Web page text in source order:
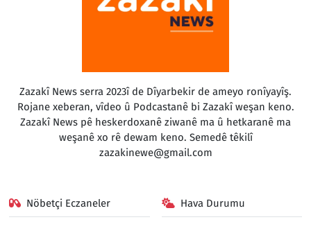
Zazakî News serra 2023î de Dîyarbekir de ameyo ronîyayîş.
Rojane xeberan, vîdeo û Podcastanê bi Zazakî weşan keno.
Zazakî News pê heskerdoxanê ziwanê ma û hetkaranê ma
weşanê xo rê dewam keno. Semedê têkilî
zazakinewe@gmail.com
Nöbetçi Eczaneler Hava Durumu